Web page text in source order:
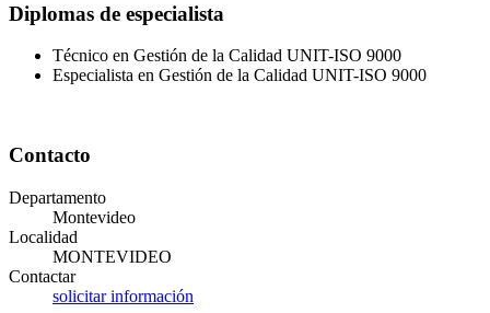
Diplomas de especialista
Técnico en Gestión de la Calidad UNIT-ISO 9000
Especialista en Gestión de la Calidad UNIT-ISO 9000
Contacto
Departamento
Montevideo
Localidad
MONTEVIDEO
Contactar
solicitar información